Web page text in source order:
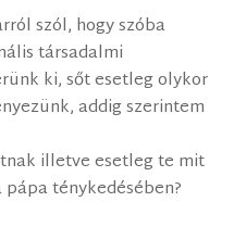
szól, hogy szóba
társadalmi
ki, sőt esetleg olykor
addig szerintem
illetve esetleg te mit
ténykedésében?